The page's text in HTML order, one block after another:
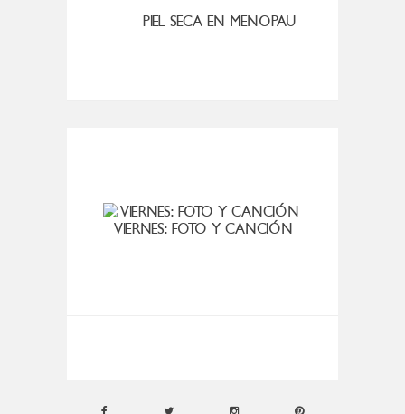
PIEL SECA EN MENOPAUSIA
VIERNES: FOTO Y CANCIÓN